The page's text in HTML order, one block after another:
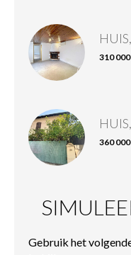
310
360
Gebruik het